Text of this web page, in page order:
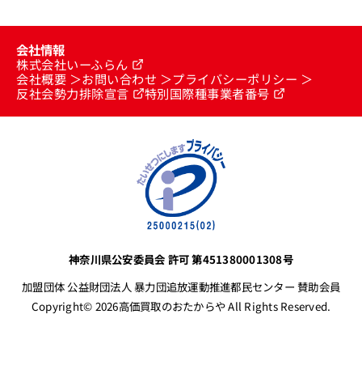
会社情報
株式会社いーふらん
会社概要
お問い合わせ
プライバシーポリシー
反社会勢力排除宣言
特別国際種事業者番号
神奈川県公安委員会 許可 第451380001308号
加盟団体 公益財団法人 暴力団追放運動推進都民センター 賛助会員
Copyright© 2026高価買取のおたからや All Rights Reserved.